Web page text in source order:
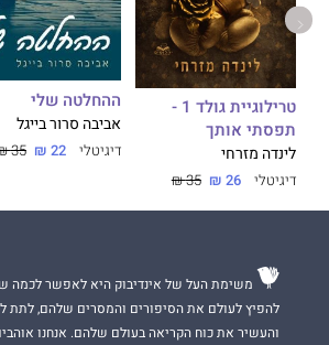
טרילוגיית גולד 1 -
תפסתי אותך
לינדה מזרחי
דיגיטלי 26 ₪
35 ₪
ההחלטה שלי
אביבה סרור בייגל
דיגיטלי 22 ₪
35 ₪
משימת העל של אינדיבוק היא לאפשר לכמה
להפיץ לעולם את הסיפורים והמסרים שלהם, לתת
והעשיר את כוח הקריאה בעולם שלהם. אנחנו